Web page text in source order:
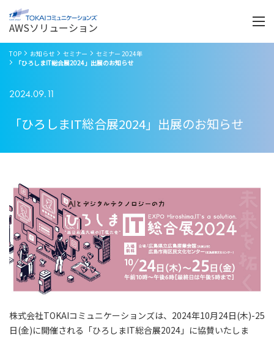
AWSソリューション
く
TOP お知らせ セミナー
セミナー 2024年
「ひろしまIT総合展2024」出展のお知らせ
2024.09.11
「ひろしまIT総合展2024」出展のお知らせ
株式会社TOKAIコミュニケーションズは、2024年10月24日(木)-25
日(金)に開催される「ひろしまIT総合展2024」に協賛いたしま